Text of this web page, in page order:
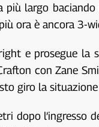
largo
ora è ancora 3-
e prosegue la
con Zane
giro la
dopo